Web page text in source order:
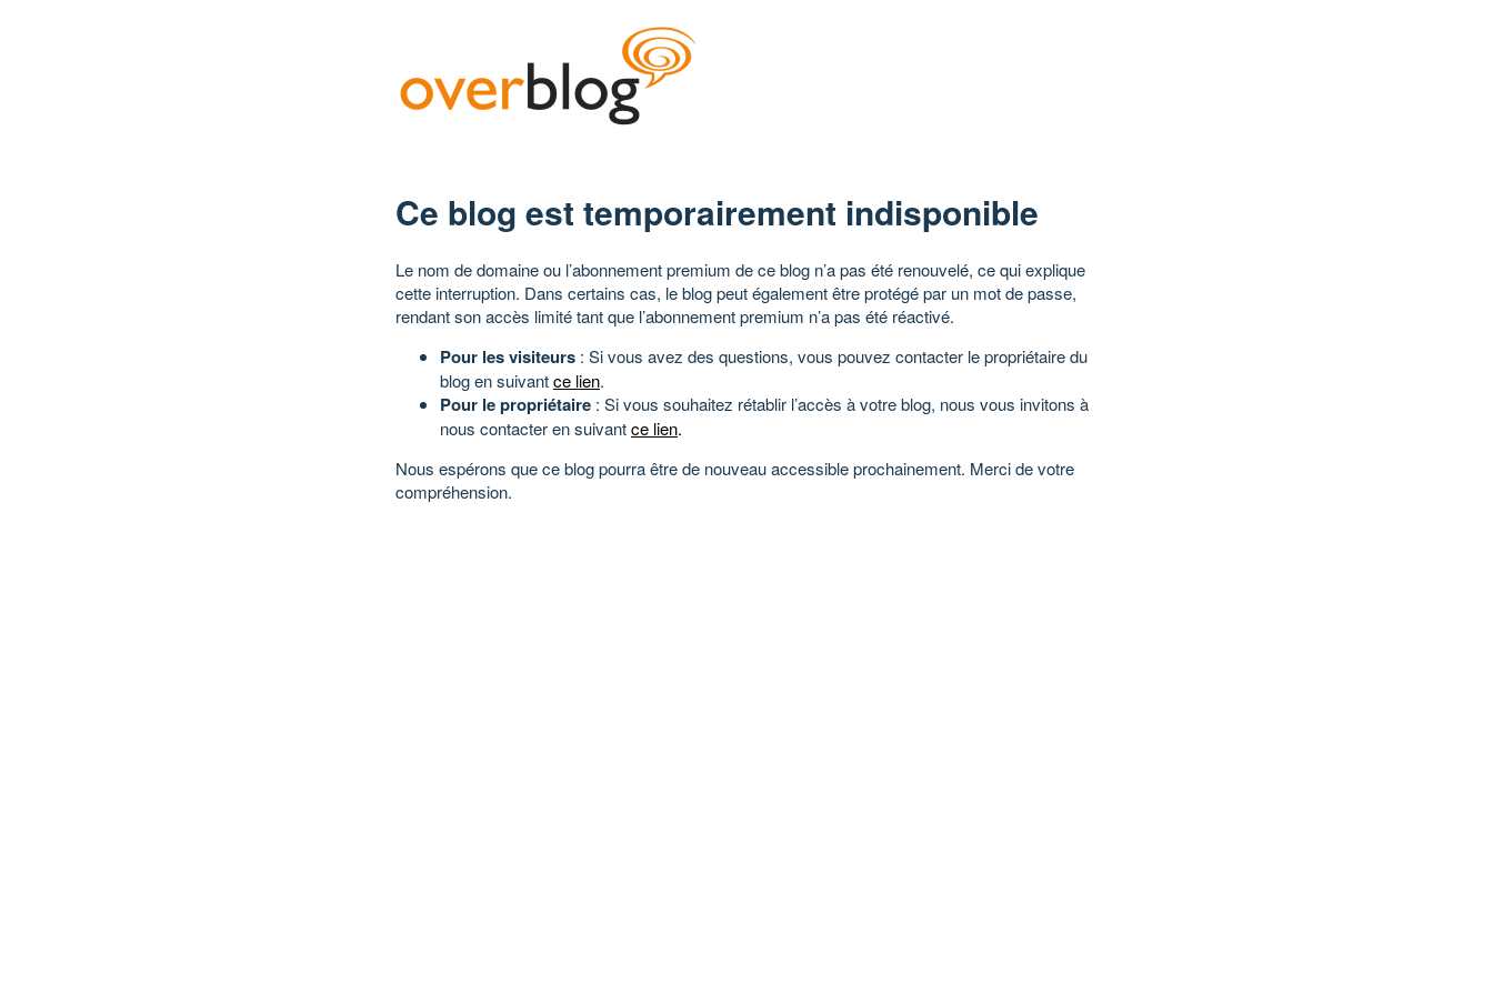
Ce blog est temporairement indisponible
Le nom de domaine ou l’abonnement premium de ce blog n’a pas été renouvelé, ce qui explique
cette interruption. Dans certains cas, le blog peut également être protégé par un mot de passe,
rendant son accès limité tant que l’abonnement premium n’a pas été réactivé.
Pour les visiteurs : Si vous avez des questions, vous pouvez contacter le propriétaire du
blog en suivantce lien.
Pour le propriétaire : Si vous souhaitez rétablir l’accès à votre blog, nous vous invitons à
nous contacter en suivantce lien.
Nous espérons que ce blog pourra être de nouveau accessible prochainement. Merci de votre
compréhension.